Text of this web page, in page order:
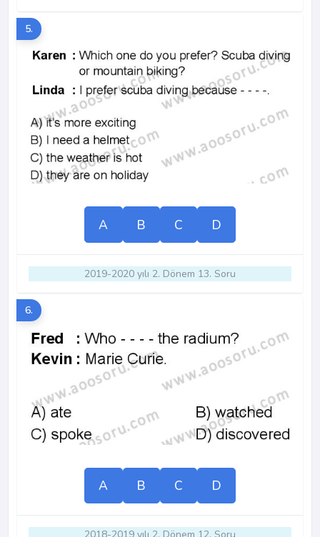
5.
A B C D
2019-2020 yılı 2. Dönem 13. Soru
6.
A B C D